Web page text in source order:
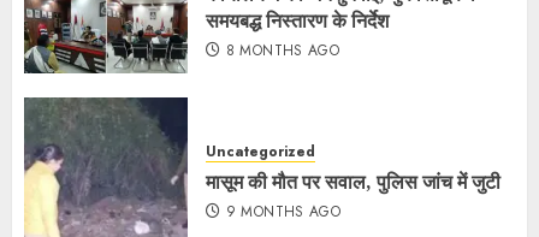
समयबद्ध निस्तारण के निर्देश
8 MONTHS AGO
Uncategorized
मासूम की मौत पर सवाल, पुलिस जांच में जुटी
9 MONTHS AGO